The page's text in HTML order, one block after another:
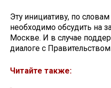
Эту инициативу, по
необходимо обсудить на
Москве. И в случае
диалоге с
Читайте также: